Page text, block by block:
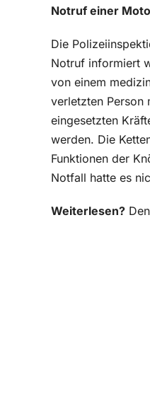
Notruf einer
Die
Notruf informiert
von einem
verletzten Person
eingesetzten
werden. Die
Funktionen der
Notfall hatte es
Weiterlesen?